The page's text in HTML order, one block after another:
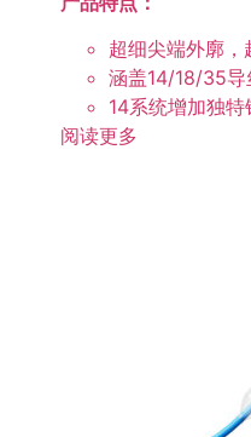
超细尖端外廓，
涵盖14/18/35导
14系统增加独特
阅读更多